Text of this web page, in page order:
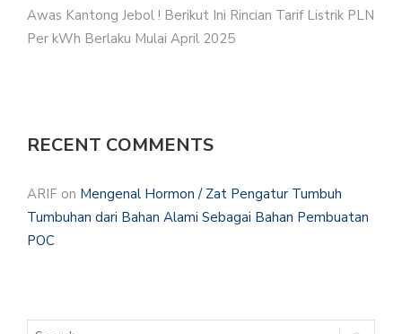
Awas Kantong Jebol ! Berikut Ini Rincian Tarif Listrik PLN
Per kWh Berlaku Mulai April 2025
RECENT COMMENTS
ARIF on Mengenal Hormon / Zat Pengatur Tumbuh
Tumbuhan dari Bahan Alami Sebagai Bahan Pembuatan
POC